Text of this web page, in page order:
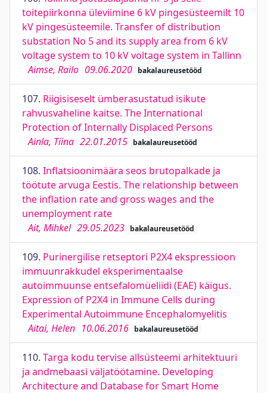
toitepiirkonna üleviimine 6 kV pingesüsteemilt 10
kV pingesüsteemile. Transfer of distribution
substation No 5 and its supply area from 6 kV
voltage system to 10 kV voltage system in Tallinn
Aimse, Railo 09.06.2020 bakalaureusetööd
107. Riigisiseselt ümberasustatud isikute
rahvusvaheline kaitse. The International
Protection of Internally Displaced Persons
Ainla, Tiina 22.01.2015 bakalaureusetööd
108. Inflatsioonimäära seos brutopalkade ja
töötute arvuga Eestis. The relationship between
the inflation rate and gross wages and the
unemployment rate
Ait, Mihkel 29.05.2023 bakalaureusetööd
109. Purinergilise retseptori P2X4 ekspressioon
immuunrakkudel eksperimentaalse
autoimmuunse entsefalomüeliidi (EAE) käigus.
Expression of P2X4 in Immune Cells during
Experimental Autoimmune Encephalomyelitis
Aitai, Helen 10.06.2016 bakalaureusetööd
110. Targa kodu tervise allsüsteemi arhitektuuri
ja andmebaasi väljatöötamine. Developing
Architecture and Database for Smart Home